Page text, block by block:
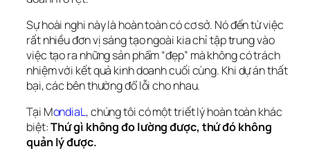
Sự hoài nghi này là hoàn toàn có cơ sở. Nó đến từ việc
rất nhiều đơn vị sáng tạo ngoài kia chỉ tập trung vào
việc tạo ra những sản phẩm “đẹp” mà không có trách
nhiệm với kết quả kinh doanh cuối cùng. Khi dự án thất
bại, các bên thường đổ lỗi cho nhau.
Tại MondiaL, chúng tôi có một triết lý hoàn toàn khác
biệt: Thứ gì không đo lường được, thứ đó không
quản lý được.